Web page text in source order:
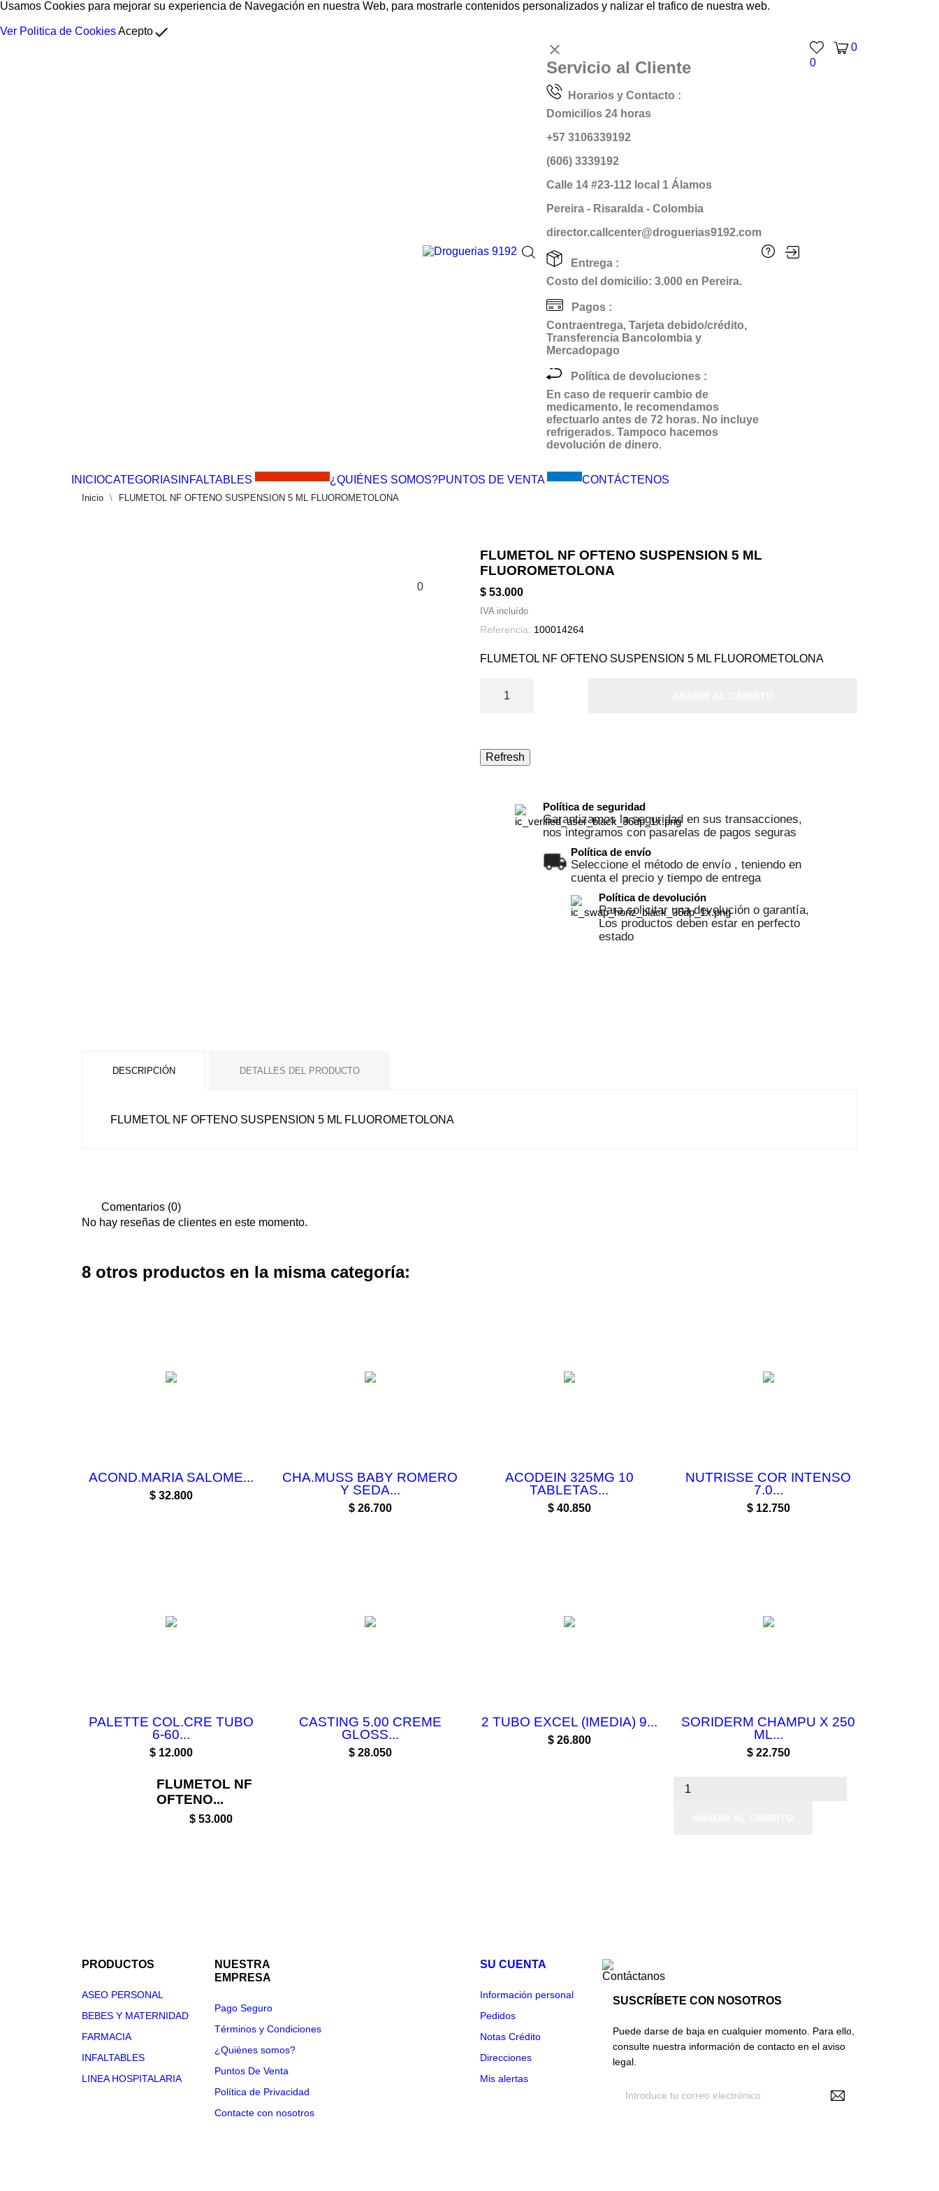
Usamos Cookies para mejorar su experiencia de Navegación en nuestra Web, para mostrarle contenidos personalizados y nalizar el trafico de nuestra web.
Ver Politica de CookiesAceptodone
clear
Servicio al Cliente
Horarios y Contacto :
Domicilios 24 horas
+57 3106339192
(606) 3339192
Calle 14 #23-112 local 1 Álamos
Pereira - Risaralda - Colombia
director.callcenter@droguerias9192.com
Entrega :
Costo del domicilio: 3.000 en Pereira.
Pagos :
Contraentrega, Tarjeta debido/crédito,
Transferencia Bancolombia y
Mercadopago
Política de devoluciones :
En caso de requerir cambio de
medicamento, le recomendamos
efectuarlo antes de 72 horas. No incluye
refrigerados. Tampoco hacemos
devolución de dinero.
0
0
INICIOCATEGORIAS INFALTABLES ¿QUIÉNES SOMOS?PUNTOS DE VENTA CONTÁCTENOS
Inicio FLUMETOL NF OFTENO SUSPENSION 5 ML FLUOROMETOLONA
0
FLUMETOL NF OFTENO SUSPENSION 5 ML
FLUOROMETOLONA
$ 53.000
IVA incluído
Referencia: 100014264
FLUMETOL NF OFTENO SUSPENSION 5 ML FLUOROMETOLONA
Política de seguridad
Garantizamos la seguridad en sus transacciones,
nos integramos con pasarelas de pagos seguras
Política de envío
Seleccione el método de envío , teniendo en
cuenta el precio y tiempo de entrega
Política de devolución
Para solicitar una devolución o garantía,
Los productos deben estar en perfecto
estado
DESCRIPCIÓN DETALLES DEL PRODUCTO
FLUMETOL NF OFTENO SUSPENSION 5 ML FLUOROMETOLONA
Comentarios (0)
No hay reseñas de clientes en este momento.
8 otros productos en la misma categoría:
ACOND.MARIA SALOME...
Precio
$ 32.800
CHA.MUSS BABY ROMERO
Y SEDA...
Precio
$ 26.700
ACODEIN 325MG 10
TABLETAS...
Precio
$ 40.850
NUTRISSE COR INTENSO
7.0...
Precio
$ 12.750
PALETTE COL.CRE TUBO
6-60...
Precio
$ 12.000
CASTING 5.00 CREME
GLOSS...
Precio
$ 28.050
2 TUBO EXCEL (IMEDIA) 9...
Precio
$ 26.800
SORIDERM CHAMPU X 250
ML...
Precio
$ 22.750
FLUMETOL NF
OFTENO...
$ 53.000
PRODUCTOS
ASEO PERSONAL
BEBES Y MATERNIDAD
FARMACIA
INFALTABLES
LINEA HOSPITALARIA
NUESTRA
EMPRESA
Pago Seguro
Términos y Condiciones
¿Quiénes somos?
Puntos De Venta
Política de Privacidad
Contacte con nosotros
SU CUENTA
Información personal
Pedidos
Notas Crédito
Direcciones
Mis alertas
Contáctanos
SUSCRÍBETE CON NOSOTROS
Puede darse de baja en cualquier momento. Para ello,
consulte nuestra información de contacto en el aviso
legal.